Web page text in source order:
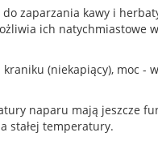
zaparzania kawy i
ich natychmiastowe
(niekapiący), moc -
naparu mają jeszcze
stałej temperatury.